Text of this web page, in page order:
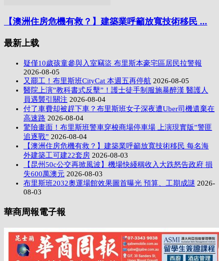
【澳洲住房危機有救？】建築業呼籲放寬技術移民 ...
最新上载
疑僅10歲孩童參與入室竊盜 布里斯本豪宅區居民拉警報
2026-08-05
又罷工！布里斯班CityCat 本週五再停航 2026-08-05
醫院上演”教科書式反擊”！護士徒手制服施暴醉漢 醫護人
員遇襲引關注 2026-08-04
付了車費却被趕下車？布里斯班女子深夜遭Uber司機遺棄在
高速路 2026-08-04
驚險畫面！布里斯班警車穿梭商場停車場 上演現實版”警匪
追逐戰” 2026-08-04
【澳洲住房危機有救？】建築業呼籲放寬技術移民 每名海
外建築工可建22套房 2026-08-03
【昆州50c公交再掀風波】機場快綫稱收入大跌怒告政府 損
失600萬澳元 2026-08-03
布里斯班2032奧運場館效果圖首曝光 預算、工期成謎 2026-
08-03
華商周報電子報